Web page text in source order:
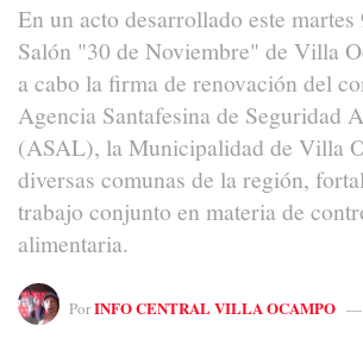
En un acto desarrollado este
Salón "30 de Noviembre" de Villa
a cabo la firma de renovación del
Agencia Santafesina de Seguridad
(ASAL), la Municipalidad de Villa
diversas comunas de la región,
trabajo conjunto en materia de
alimentaria.
PorINFO CENTRAL VILLA OCAMPO